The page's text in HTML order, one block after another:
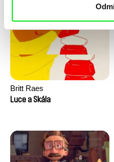
Britt Raes
Luce a Skála